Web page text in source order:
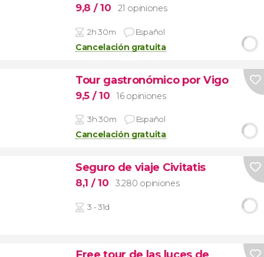
9,8 / 10 21 opiniones
2h 30m Español
Cancelación gratuita
Tour gastronómico por Vigo
9,5 / 10 16 opiniones
3h 30m Español
Cancelación gratuita
Seguro de viaje Civitatis
8,1 / 10 3.280 opiniones
3 - 31d